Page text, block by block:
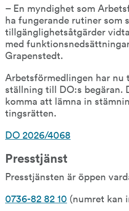
– En myndighet som
ha fungerande rutiner som
tillgänglighetsåtgärder
med
Grapenstedt.
Arbetsförmedlingen har nu
ställning till DO:s begäran.
komma att lämna in
tingsrätten.
DO 2026/4068
Presstjänst
Presstjänsten är öppen
0736-82 82 10 (numret kan